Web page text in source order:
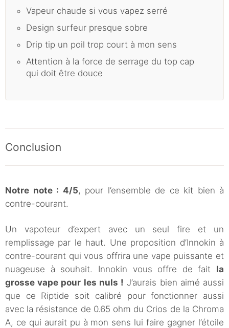
Vapeur chaude si vous vapez serré
Design surfeur presque sobre
Drip tip un poil trop court à mon sens
Attention à la force de serrage du top cap
qui doit être douce
Conclusion
Notre note : 4/5, pour l’ensemble de ce kit bien à
contre-courant.
Un vapoteur d’expert avec un seul fire et un
remplissage par le haut. Une proposition d’Innokin à
contre-courant qui vous offrira une vape puissante et
nuageuse à souhait. Innokin vous offre de fait la
grosse vape pour les nuls ! J’aurais bien aimé aussi
que ce Riptide soit calibré pour fonctionner aussi
avec la résistance de 0.65 ohm du Crios de la Chroma
A, ce qui aurait pu à mon sens lui faire gagner l’étoile